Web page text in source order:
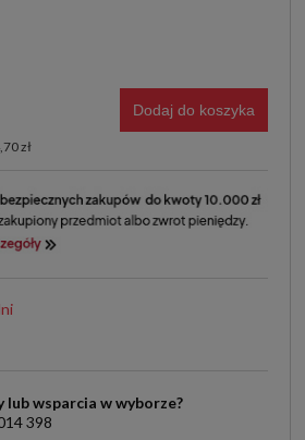
zł
Dodaj do koszyka
wsparcia w wyborze?
398